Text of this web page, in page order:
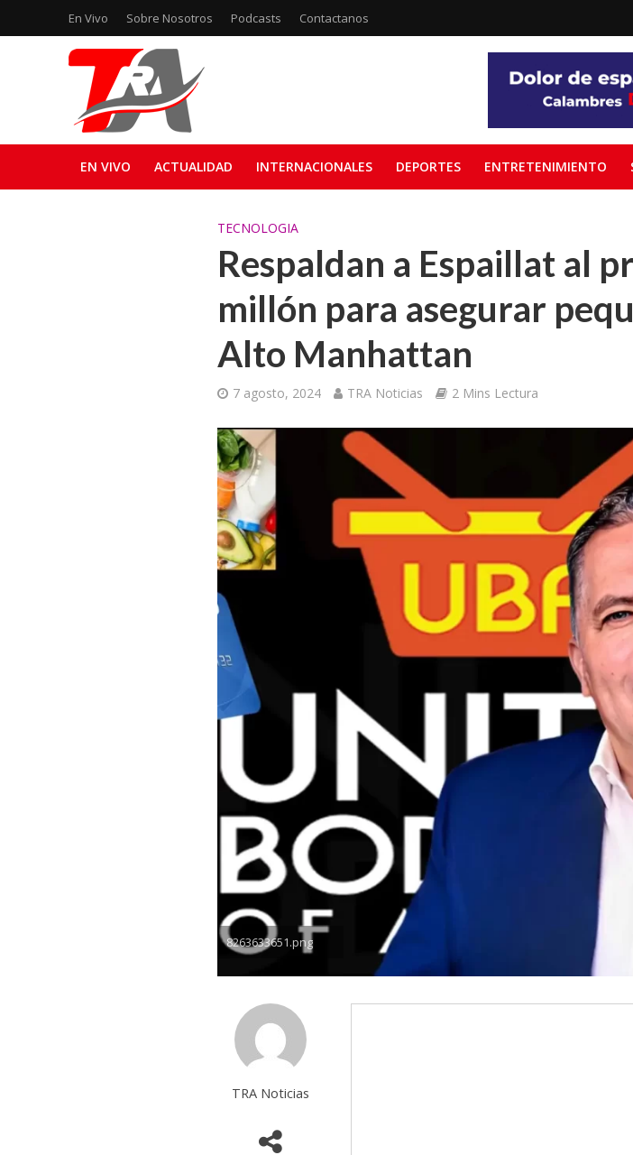
En Vivo Sobre Nosotros Podcasts Contactanos
EN VIVO ACTUALIDAD INTERNACIONALES DEPORTES ENTRETENIMIENTO
TECNOLOGIA
Respaldan a Espaillat al
millón para asegurar
Alto Manhattan
7 agosto, 2024 TRA Noticias 2 Mins Lectura
8263633651.png
TRA Noticias